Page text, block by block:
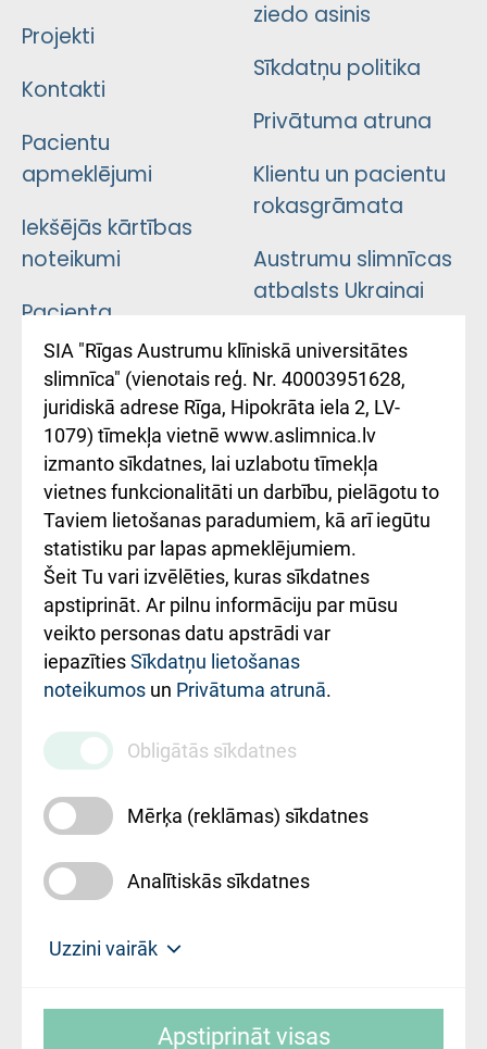
Projekti
Kontakti
Pacientu
apmeklējumi
Iekšējās kārtības
noteikumi
Pacienta
atsauksmju/sūdzību
iesniegšanas
kārtība
Kā pie mums nokļūt
Rēķinu apmaksas
ceļvedis
Rekvizīti un
ārstniecības
iestādes kods
010000234
Maksas
pakalpojumu
cenrādis
ziedo asinis
Sīkdatņu politika
Privātuma atruna
Klientu un pacientu
rokasgrāmata
Austrumu slimnīcas
atbalsts Ukrainai
Підтримка Східної
лікарні та співпраця з
Україною
SIA "Rīgas Austrumu klīniskā universitātes
slimnīca" (vienotais reģ. Nr. 40003951628,
juridiskā adrese Rīga, Hipokrāta iela 2, LV-
1079) tīmekļa vietnē www.aslimnica.lv
izmanto sīkdatnes, lai uzlabotu tīmekļa
vietnes funkcionalitāti un darbību, pielāgotu to
Taviem lietošanas paradumiem, kā arī iegūtu
statistiku par lapas apmeklējumiem.
Šeit Tu vari izvēlēties, kuras sīkdatnes
apstiprināt. Ar pilnu informāciju par mūsu
veikto personas datu apstrādi var
iepazītiesSīkdatņu lietošanas
noteikumos un Privātuma atrunā.
Obligātās sīkdatnes
Mērķa (reklāmas) sīkdatnes
Analītiskās sīkdatnes
Uzzini vairāk
slimnīca, turpmāk – Pārzinis, sīkdatņu
Apstiprināt visas